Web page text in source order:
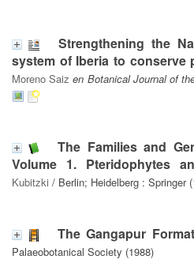
Strengthening the
system of Iberia to conserve
Moreno Saiz en Botanical Journal of
The Families and
Volume 1. Pteridophytes
Kubitzki / Berlin; Heidelberg : Springer
The Gangapur
Palaeobotanical Society (1988)